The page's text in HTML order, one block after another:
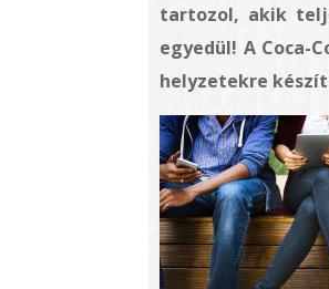
tartozol, akik
egyedül! A Coca-
helyzetekre